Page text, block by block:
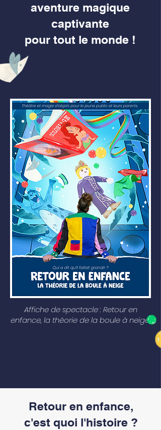
aventure magique
captivante
pour tout le monde !
Affiche de spectacle : Retour en
enfance, la théorie de la boule à neige.
Retour en enfance,
c'est quoi l'histoire ?